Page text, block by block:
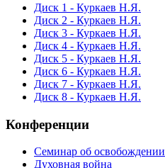
Диск 1 - Куркаев Н.Я.
Диск 2 - Куркаев Н.Я.
Диск 3 - Куркаев Н.Я.
Диск 4 - Куркаев Н.Я.
Диск 5 - Куркаев Н.Я.
Диск 6 - Куркаев Н.Я.
Диск 7 - Куркаев Н.Я.
Диск 8 - Куркаев Н.Я.
Конференции
Семинар об освобождении
Духовная война